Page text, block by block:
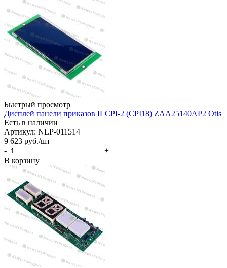
Быстрый просмотр
Дисплей панели приказов ILCPI-2 (CPI18) ZAA25140AP2 Otis
Есть в наличии
Артикул: NLP-011514
9 623 руб./шт
-
+
В корзину